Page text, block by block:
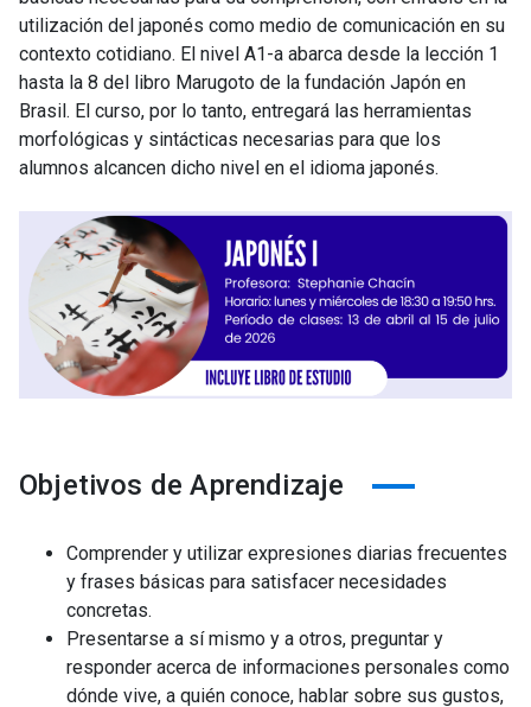
utilización del japonés como medio de comunicación en su
contexto cotidiano. El nivel A1-a abarca desde la lección 1
hasta la 8 del libro Marugoto de la fundación Japón en
Brasil. El curso, por lo tanto, entregará las herramientas
morfológicas y sintácticas necesarias para que los
alumnos alcancen dicho nivel en el idioma japonés.
Objetivos de Aprendizaje
Comprender y utilizar expresiones diarias frecuentes
y frases básicas para satisfacer necesidades
concretas.
Presentarse a sí mismo y a otros, preguntar y
responder acerca de informaciones personales como
dónde vive, a quién conoce, hablar sobre sus gustos,